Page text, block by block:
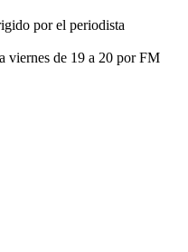
por el periodista
viernes de 19 a 20 por FM